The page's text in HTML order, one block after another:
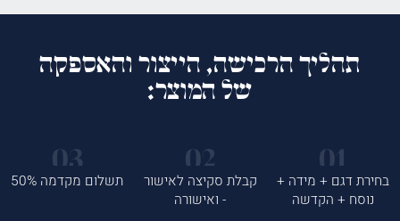
תהליך הרכישה, הייצור והאספקה
של המוצר:
בחירת דגם + מידה +
נוסח + הקדשה
קבלת סקיצה לאישור
- ואישורה
תשלום מקדמה 50%